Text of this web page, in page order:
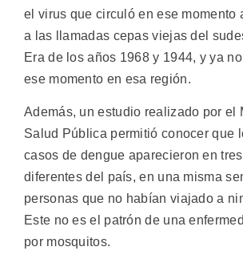
el virus que circuló en ese momento
a las llamadas cepas viejas del
Era de los años 1968 y 1944, y ya
ese momento en esa región.
Además, un estudio realizado por el
Salud Pública permitió conocer que
casos de dengue aparecieron en
diferentes del país, en una misma
personas que no habían viajado a
Este no es el patrón de una
por mosquitos.